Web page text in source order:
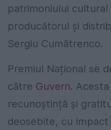
patrimoniului
producătorul și
Sergiu Cumătrenco.
Premiul Național se
către Guvern.
recunoștință și
deosebite, cu impact